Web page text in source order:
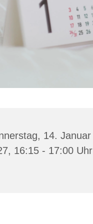
14. Januar
16:15 - 17:00 Uhr